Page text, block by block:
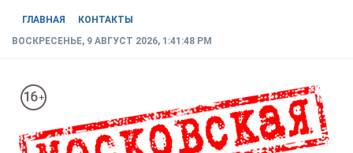
ГЛАВНАЯ
КОНТАКТЫ
ВОСКРЕСЕНЬЕ, 9 АВГУСТ 2026, 1:41:49 PM